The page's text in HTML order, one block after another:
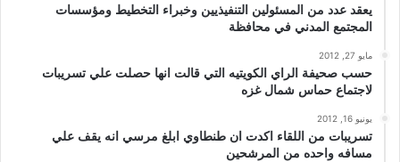
يعقد عدد من المسئولين التنفيذيين وخبراء التخطيط ومؤسسات
المجتمع المدني في محافظة
مايو 27, 2012
حسب صحيفة الراي الكويتيه التي قالت انها حصلت علي تسريبات
لاجتماع حماس شمال غزه
يونيو 16, 2012
تسريبات من اللقاء اكدت ان طنطاوي ابلغ مرسي انه يقف علي
مسافه واحده من المرشحين